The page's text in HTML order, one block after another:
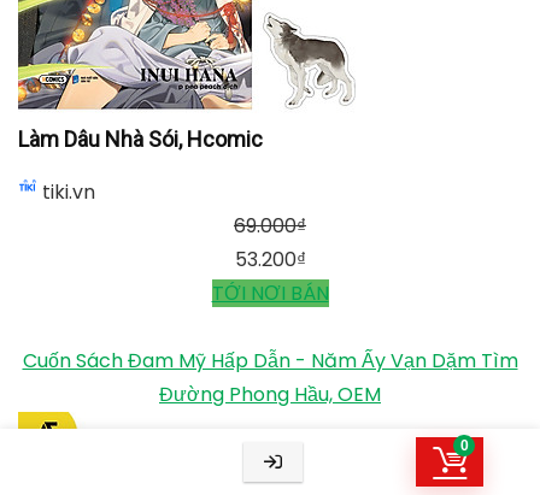
0
Làm Dâu Nhà Sói, Hcomic
tiki.vn
69.000₫
53.200₫
TỚI NƠI BÁN
Cuốn Sách Đam Mỹ Hấp Dẫn - Năm Ấy Vạn Dặm Tìm
Đường Phong Hầu, OEM